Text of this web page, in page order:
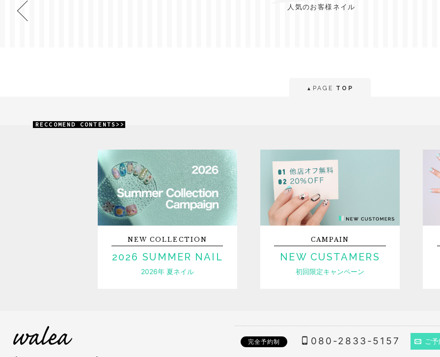
人気のお客様ネイル
▲ PAGE TOP
RECCOMEND CONTENTS>>
NEWCOLLECTION
2026 SUMMER NAIL
2026年 夏ネイル
CAMPAIN
NEW CUSTAMERS
初回限定キャンペーン
完全予約制 080-2833-5157 ご